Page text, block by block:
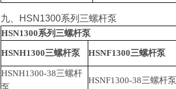
九、 HSN1300系列三螺杆泵
HSN1300系列三螺杆泵
HSNH1300三螺杆泵 HSNF1300三螺杆泵
HSNH1300-38三螺杆
HSNF1300-38三螺杆泵